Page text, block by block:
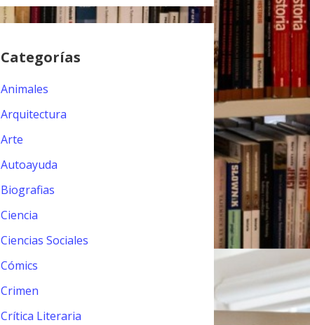
Categorías
Animales
Arquitectura
Arte
Autoayuda
Biografias
Ciencia
Ciencias Sociales
Cómics
Crimen
Crítica Literaria